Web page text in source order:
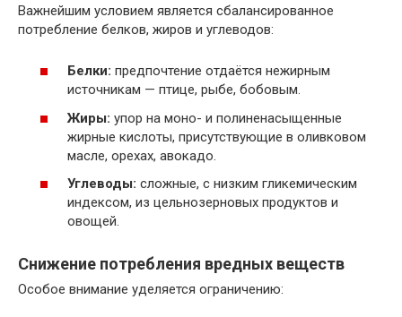
Важнейшим условием является сбалансированное
потребление белков, жиров и углеводов:
Белки: предпочтение отдаётся нежирным
источникам — птице, рыбе, бобовым.
Жиры: упор на моно- и полиненасыщенные
жирные кислоты, присутствующие в оливковом
масле, орехах, авокадо.
Углеводы: сложные, с низким гликемическим
индексом, из цельнозерновых продуктов и
овощей.
Снижение потребления вредных веществ
Особое внимание уделяется ограничению: